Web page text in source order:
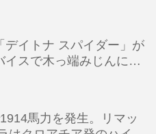
デイトナ スパイダー」が
イスで木っ端みじんにな
馬力を発生。リマッ